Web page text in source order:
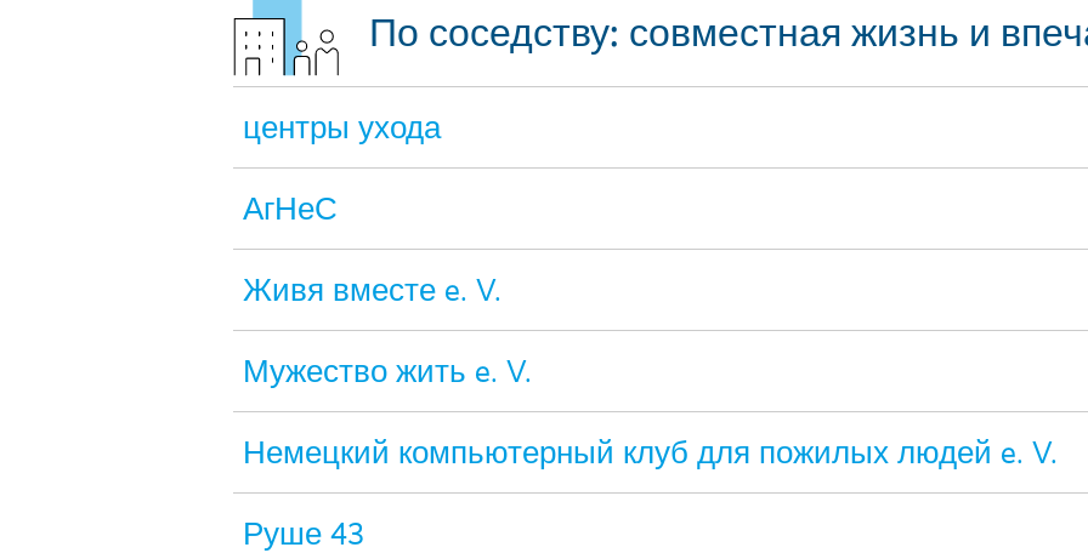
По соседству: совместная жизнь и
центры ухода
АгНеС
Живя вместе e. V.
Мужество жить e. V.
Немецкий компьютерный клуб для пожилых людей e. V.
Руше 43